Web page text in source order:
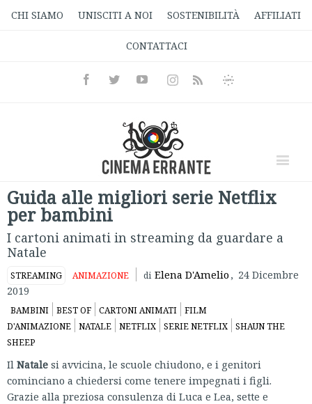
CHI SIAMO UNISCITI A NOI SOSTENIBILITÀ AFFILIATI
CONTATTACI
FacebookTwitterYoutubeInstagramRss
Informativa
Guida alle migliori serie Netflix
per bambini
I cartoni animati in streaming da guardare a
Natale
STREAMING ANIMAZIONE di Elena D'Amelio , 24 Dicembre
2019
BAMBINI BEST OF CARTONI ANIMATI
FILM
D'ANIMAZIONE
NATALE NETFLIX SERIE NETFLIX
SHAUN THE
SHEEP
Il Natale si avvicina, le scuole chiudono, e i genitori
cominciano a chiedersi come tenere impegnati i figli.
Grazie alla preziosa consulenza di Luca e Lea, sette e